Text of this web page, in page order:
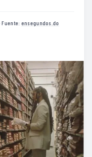
·Fuente: ensegundos.do